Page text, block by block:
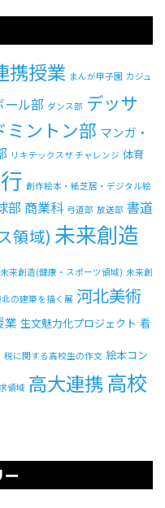
携授業 まんが甲子園 カジュ
ール部 ダンス部 デッサ
ミントン部 マンガ・
リキテックスザ チャレンジ 体育
創作絵本・紙芝居・デジタル絵
部 商業科 弓道部 放送部 書道
領域) 未来創造
未来創造(健康・スポーツ領域) 未来創
北の建築を描く展 河北美術
業 生文魅力化プロジェクト 看
税に関する高校生の作文 絵本コン
領域 高大連携 高校